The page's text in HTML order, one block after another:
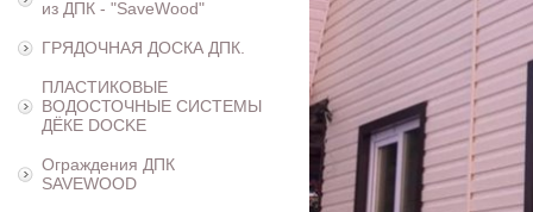
из ДПК - "SaveWood"
ГРЯДОЧНАЯ ДОСКА ДПК.
ПЛАСТИКОВЫЕ
ВОДОСТОЧНЫЕ СИСТЕМЫ
ДЁКЕ DOCKE
Ограждения ДПК
SAVEWOOD